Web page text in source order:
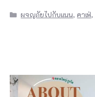
Categories
ผจญภัยไปกับแนน,คาเฟ่,